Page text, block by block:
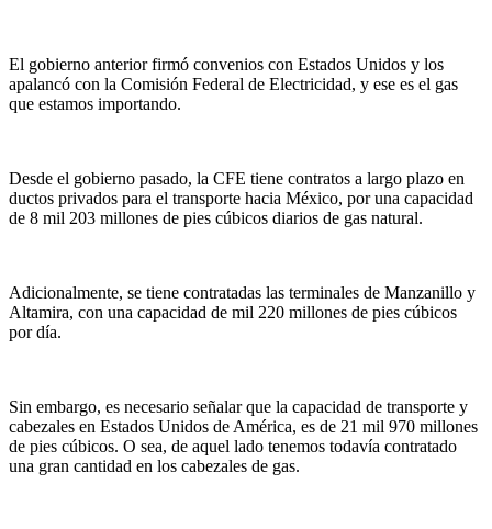
El gobierno anterior firmó convenios con Estados Unidos y los
apalancó con la Comisión Federal de Electricidad, y ese es el gas
que estamos importando.
Desde el gobierno pasado, la CFE tiene contratos a largo plazo en
ductos privados para el transporte hacia México, por una capacidad
de 8 mil 203 millones de pies cúbicos diarios de gas natural.
Adicionalmente, se tiene contratadas las terminales de Manzanillo y
Altamira, con una capacidad de mil 220 millones de pies cúbicos
por día.
Sin embargo, es necesario señalar que la capacidad de transporte y
cabezales en Estados Unidos de América, es de 21 mil 970 millones
de pies cúbicos. O sea, de aquel lado tenemos todavía contratado
una gran cantidad en los cabezales de gas.